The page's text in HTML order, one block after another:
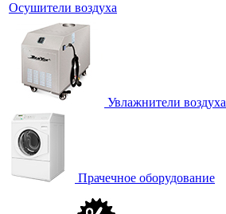
Осушители воздуха
Увлажнители воздуха
Прачечное оборудование